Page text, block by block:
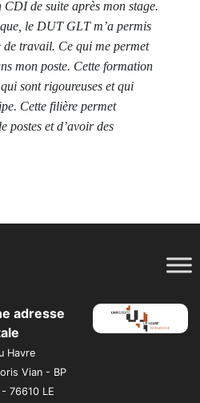
CDI de suite après mon stage.
le DUT GLT m’a permis
de travail. Ce qui me permet
mon poste. Cette formation
sont rigoureuses et qui
Cette filière permet
postes et d’avoir des
adresse
Havre
Vian - BP
76610 LE